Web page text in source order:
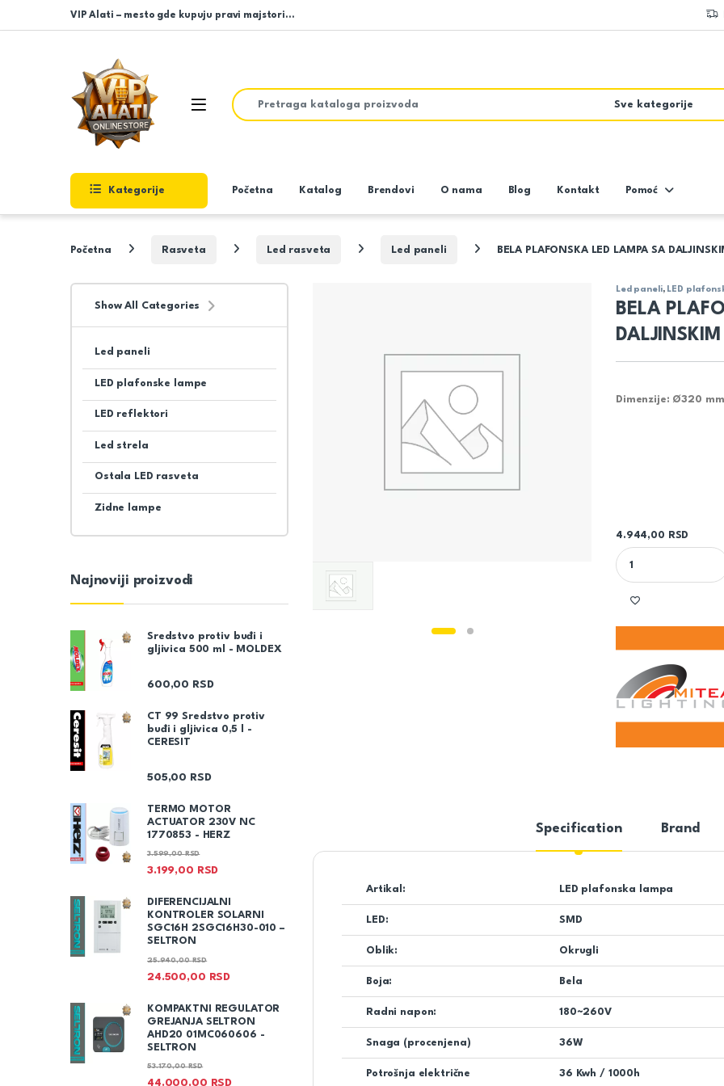
Skip to navigation
Skip to content
VIP Alati – mesto gde kupuju pravi majstori…
Open
Search for:
Kategorije Početna Katalog Brendovi O nama Blog Kontakt Pomoć
Početna Rasveta Led rasveta Led paneli BELA PLAFONSKA LED LAMPA SA
Led paneli, LED
BELA
Dimenzije: Ø320 mm
4.944,00
RSD
BELA PLAFONSKA
Specification Brand
Artikal: LED plafonska lampa
LED: SMD
Oblik: Okrugli
Boja: Bela
Radni napon: 180~260V
Snaga (procenjena) 36W
Potrošnja električne
36 Kwh / 1000h
Show All Categories
Led paneli
LED plafonske lampe
LED reflektori
Led strela
Ostala LED rasveta
Zidne lampe
Najnoviji proizvodi
Sredstvo protiv buđi i
gljivica 500 ml - MOLDEX
600,00 RSD
CT 99 Sredstvo protiv
buđi i gljivica 0,5 l -
CERESIT
505,00 RSD
TERMO MOTOR
ACTUATOR 230V NC
1770853 - HERZ
3.199,00 RSD
3.599,00RSD
DIFERENCIJALNI
KONTROLER SOLARNI
SGC16H 2SGC16H30-010 –
SELTRON
24.500,00 RSD
25.940,00RSD
KOMPAKTNI REGULATOR
GREJANJA SELTRON
AHD20 01MC060606 -
SELTRON
44.000,00 RSD
53.170,00RSD